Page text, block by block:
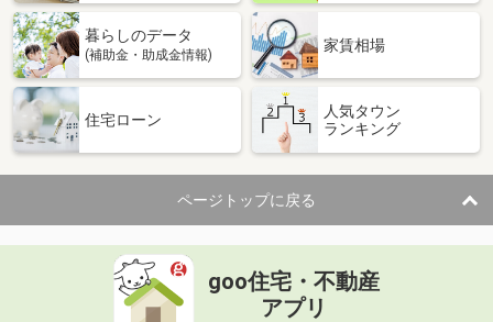
暮らしのデータ
(補助金・助成金情報)
家賃相場
住宅ローン
人気タウン
ランキング
ページトップに戻る
goo住宅・不動産
アプリ